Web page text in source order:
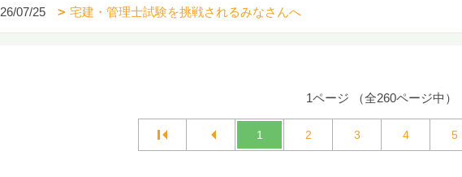
26/07/25 宅建・管理士試験を挑戦されるみなさんへ
1ページ （全260ページ中）
1 2 3 4 5